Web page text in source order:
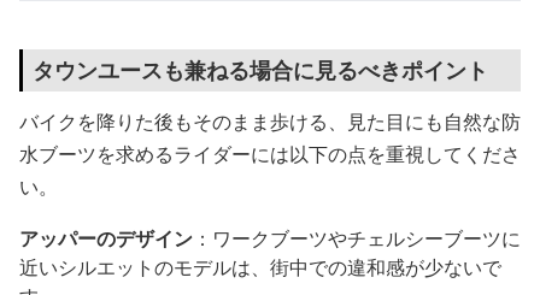
タウンユースも兼ねる場合に見るべきポイント
バイクを降りた後もそのまま歩ける、見た目にも自然な防
水ブーツを求めるライダーには以下の点を重視してくださ
い。
アッパーのデザイン ：ワークブーツやチェルシーブーツに
近いシルエットのモデルは、街中での違和感が少ないで